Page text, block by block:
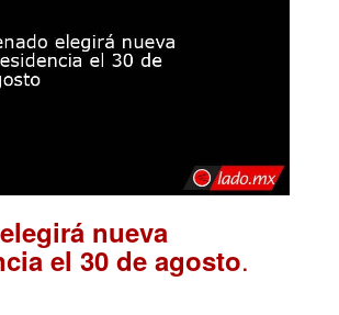
nueva
el 30 de agosto.